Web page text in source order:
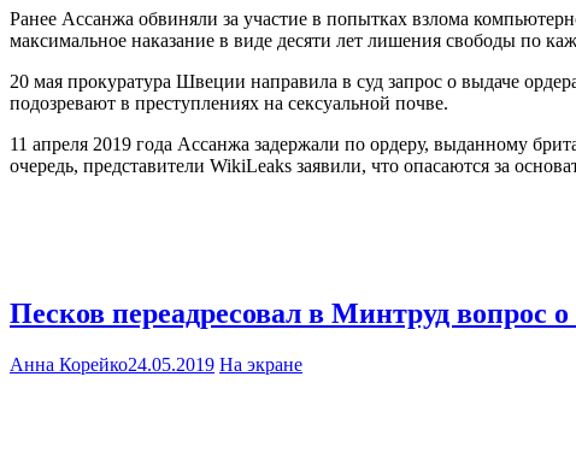
Ранее Ассанжа обвиняли за участие в попытках взлома
максимальное наказание в виде десяти лет лишения свободы по
20 мая прокуратура Швеции направила в суд запрос о выдаче
подозревают в преступлениях на сексуальной почве.
11 апреля 2019 года Ассанжа задержали по ордеру, выданному
очередь, представители WikiLeaks заявили, что опасаются за
Песков переадресовал в Минтруд вопрос
Анна Корейко24.05.2019 На экране